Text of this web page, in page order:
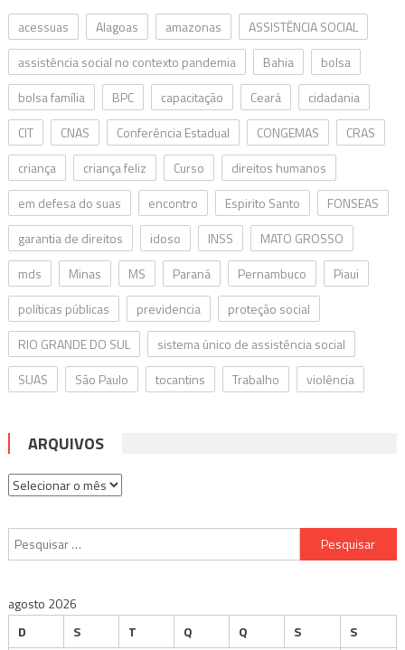
acessuas Alagoas amazonas
ASSISTÊNCIA SOCIAL
assistência social no contexto pandemia
Bahia
bolsa
bolsa família
BPC capacitação Ceará
cidadania
CIT
CNAS Conferência Estadual CONGEMAS
CRAS
criança
criança feliz Curso
direitos humanos
em defesa do suas
encontro Espirito Santo
FONSEAS
garantia de direitos
idoso INSS
MATO GROSSO
mds
Minas MS Paraná Pernambuco
Piaui
políticas públicas
previdencia
proteção social
RIO GRANDE DO SUL
sistema único de assistência social
SUAS
São Paulo tocantins Trabalho violência
ARQUIVOS
Arquivos
Pesquisar
por:
agosto 2026
D
S T Q Q S S